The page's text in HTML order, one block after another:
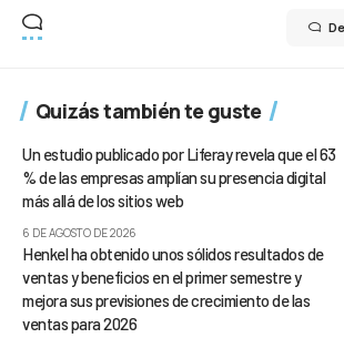
Quizás también te guste
Un estudio publicado por Liferay revela que el 63
% de las empresas amplían su presencia digital
más allá de los sitios web
6 DE AGOSTO DE 2026
Henkel ha obtenido unos sólidos resultados de
ventas y beneficios en el primer semestre y
mejora sus previsiones de crecimiento de las
ventas para 2026